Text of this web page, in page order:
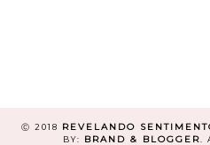
Ⓒ 2018 REVELANDO
BY:
BRAND & BLOGGER .